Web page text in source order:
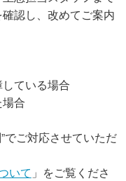
認し、改めてご案内
ている場合
合
でご対応させていただ
いて 」をご覧くださ